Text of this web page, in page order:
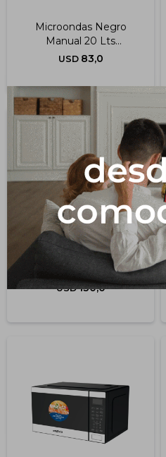
Microondas Negro
Manual 20 Lts
Moenx0320mng
USD 83,0
Freidora Sin Aceite
(sdaenxfsa2222)
USD 130,0